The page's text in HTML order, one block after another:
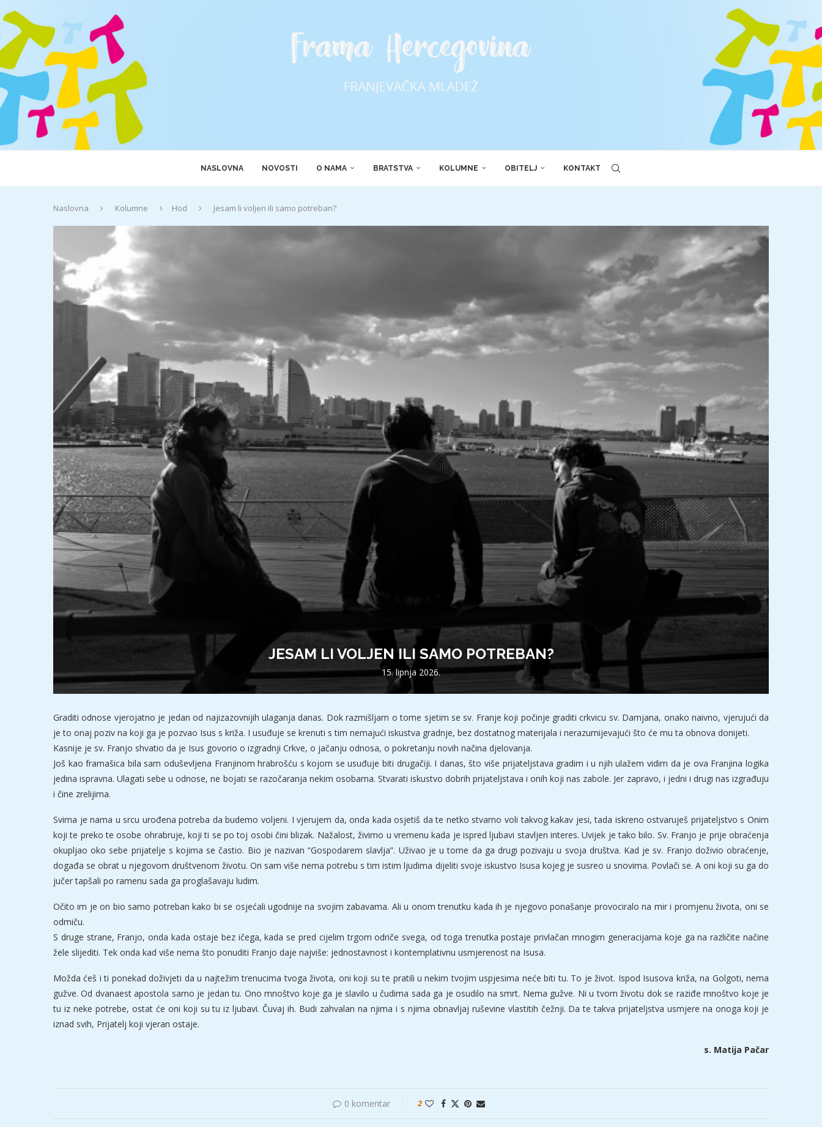
NASLOVNA NOVOSTI O NAMA BRATSTVA KOLUMNE OBITELJ KONTAKT
Naslovna Kolumne Hod Jesam li voljen ili samo potreban?
JESAM LI VOLJEN ILI SAMO POTREBAN?
15. lipnja 2026.
Graditi odnose vjerojatno je jedan od najizazovnijih ulaganja danas. Dok razmišljam o tome sjetim se sv. Franje koji počinje graditi crkvicu sv. Damjana, onako naivno, vjerujući da
je to onaj poziv na koji ga je pozvao Isus s križa. I usuđuje se krenuti s tim nemajući iskustva gradnje, bez dostatnog materijala i nerazumijevajući što će mu ta obnova donijeti.
Kasnije je sv. Franjo shvatio da je Isus govorio o izgradnji Crkve, o jačanju odnosa, o pokretanju novih načina djelovanja.
Još kao framašica bila sam oduševljena Franjinom hrabrošću s kojom se usuđuje biti drugačiji. I danas, što više prijateljstava gradim i u njih ulažem vidim da je ova Franjina logika
jedina ispravna. Ulagati sebe u odnose, ne bojati se razočaranja nekim osobama. Stvarati iskustvo dobrih prijateljstava i onih koji nas zabole. Jer zapravo, i jedni i drugi nas izgrađuju
i čine zrelijima.
Svima je nama u srcu urođena potreba da budemo voljeni. I vjerujem da, onda kada osjetiš da te netko stvarno voli takvog kakav jesi, tada iskreno ostvaruješ prijateljstvo s Onim
koji te preko te osobe ohrabruje, koji ti se po toj osobi čini blizak. Nažalost, živimo u vremenu kada je ispred ljubavi stavljen interes. Uvijek je tako bilo. Sv. Franjo je prije obraćenja
okupljao oko sebe prijatelje s kojima se častio. Bio je nazivan “Gospodarem slavlja”. Uživao je u tome da ga drugi pozivaju u svoja društva. Kad je sv. Franjo doživio obraćenje,
događa se obrat u njegovom društvenom životu. On sam više nema potrebu s tim istim ljudima dijeliti svoje iskustvo Isusa kojeg je susreo u snovima. Povlači se. A oni koji su ga do
jučer tapšali po ramenu sada ga proglašavaju ludim.
Očito im je on bio samo potreban kako bi se osjećali ugodnije na svojim zabavama. Ali u onom trenutku kada ih je njegovo ponašanje provociralo na mir i promjenu života, oni se
odmiču.
S druge strane, Franjo, onda kada ostaje bez ičega, kada se pred cijelim trgom odriče svega, od toga trenutka postaje privlačan mnogim generacijama koje ga na različite načine
žele slijediti. Tek onda kad više nema što ponuditi Franjo daje najviše: jednostavnost i kontemplativnu usmjerenost na Isusa.
Možda ćeš i ti ponekad doživjeti da u najtežim trenucima tvoga života, oni koji su te pratili u nekim tvojim uspjesima neće biti tu. To je život. Ispod Isusova križa, na Golgoti, nema
gužve. Od dvanaest apostola samo je jedan tu. Ono mnoštvo koje ga je slavilo u čudima sada ga je osudilo na smrt. Nema gužve. Ni u tvom životu dok se raziđe mnoštvo koje je
tu iz neke potrebe, ostat će oni koji su tu iz ljubavi. Čuvaj ih. Budi zahvalan na njima i s njima obnavljaj ruševine vlastitih čežnji. Da te takva prijateljstva usmjere na onoga koji je
iznad svih, Prijatelj koji vjeran ostaje.
s. Matija Pačar
0 komentar 2